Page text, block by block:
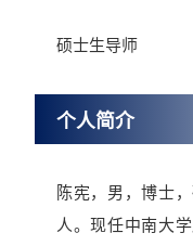
硕士生导师
个人简介
陈宪，男，博士
人。现任中南大